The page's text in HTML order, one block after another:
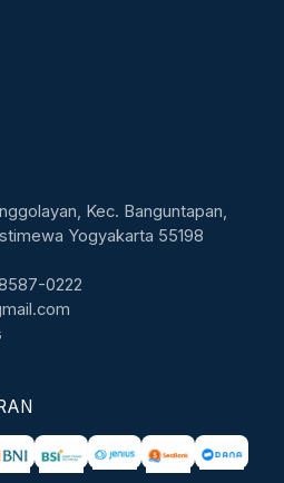
Kec. Banguntapan,
Yogyakarta 55198
0222